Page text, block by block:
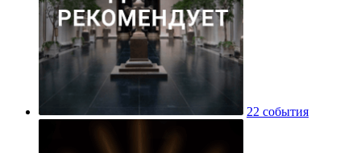
22 события